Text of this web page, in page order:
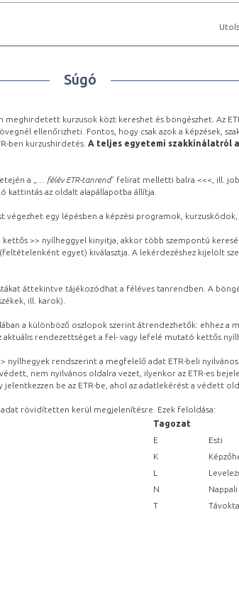
Súgó
meghirdetett kurzusok közt kereshet és böngészhet. Az
ellenőrizheti. Fontos, hogy csak azok a képzések,
ben kurzushirdetés. A teljes egyetemi szakkínálatról a
a „ … félév ETR-tanrend” felirat melletti balra <<<, ill.
kattintás az oldalt alapállapotba állítja.
végezhet egy lépésben a képzési programok,
>> nyílheggyel kinyitja, akkor több szempontú
egyet) kiválasztja. A lekérdezéshez kijelölt
áttekintve tájékozódhat a féléves tanrendben. A
ill. karok).
a különböző oszlopok szerint átrendezhetők: ehhez a
aktuális rendezettséget a fel- vagy lefelé mutató kettős
rendszerint a megfelelő adat ETR-beli
nem nyilvános oldalra vezet, ilyenkor az ETR-es
be az ETR-be, ahol az adatlekérést a védett
rövidítetten kerül megjelenítésre. Ezek feloldása:
Tagozat
E
Esti
K
L
N
Nappali
T